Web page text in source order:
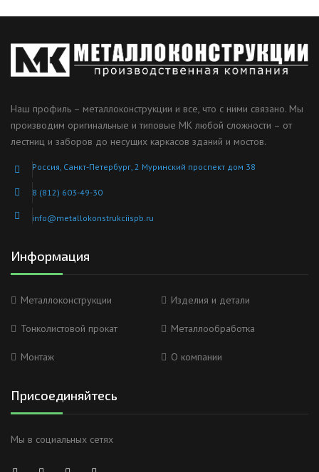
Наш профиль – металлоконструкции и все, что с ними связано. Мы
производим оригинальные и типовые МК любой сложности – от
лестниц и заборов до несущих каркасов зданий и мостов.
Россия, Санкт-Петербург, 2 Муринский проспект дом 38
8 (812) 603-49-30
info@metallokonstrukciispb.ru
Информация
Металлоконструкции Изделия и детали
Тонколистовой прокат Металлообработка
Монтаж О компании
Присоединяйтесь
Мы в социальных сетях